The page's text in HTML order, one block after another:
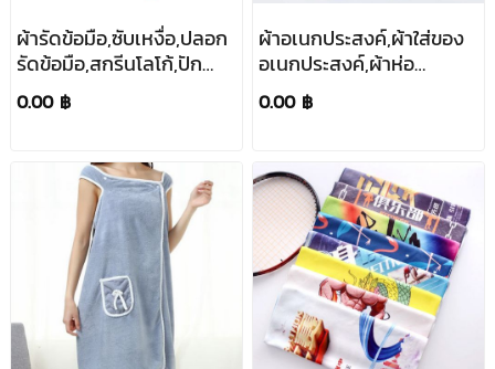
ผ้ารัดข้อมือ,ซับเหงื่อ,ปลอก
รัดข้อมือ,สกรีนโลโก้,ปัก
โลโก้,ขนาด8*12cm
0.00 ฿
ผ้าอเนกประสงค์,ผ้าใส่ของ
อเนกประสงค์,ผ้าห่อ
อเนกประสงค์,Magic
Towel,สกรีนโลโก้
0.00 ฿